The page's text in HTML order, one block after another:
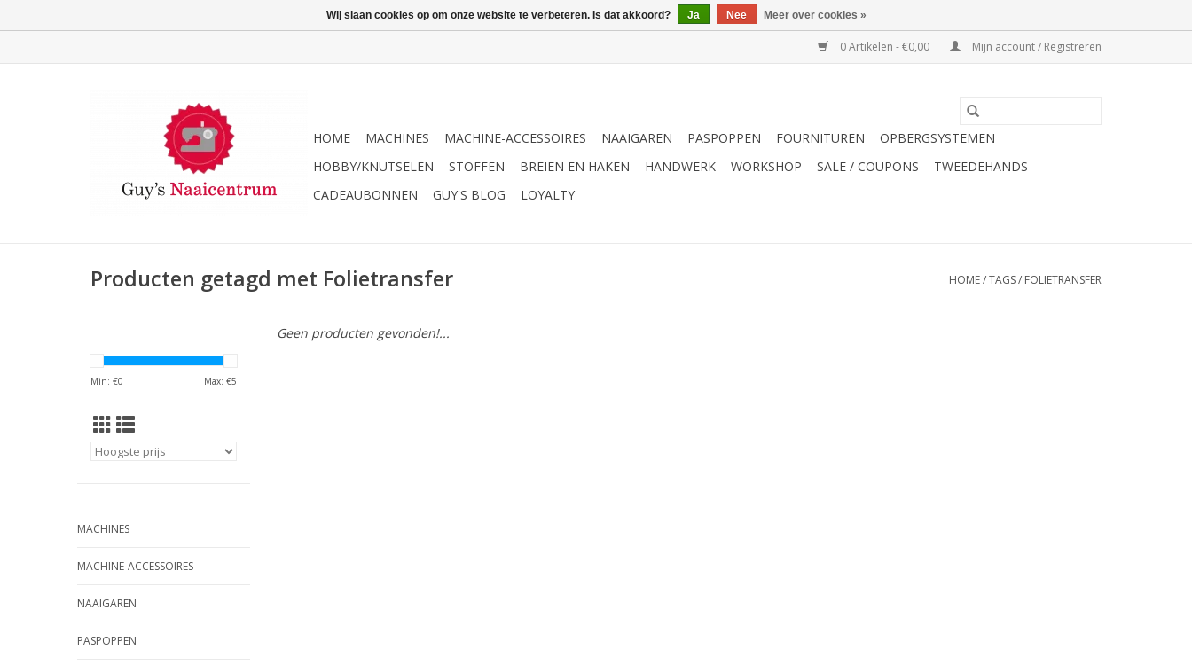
0 Artikelen - €0,00 Mijn account / Registreren
HOME MACHINES MACHINE-ACCESSOIRES NAAIGAREN PASPOPPEN FOURNITUREN
OPBERGSYSTEMEN
HOBBY/KNUTSELEN
STOFFEN BREIEN EN HAKEN HANDWERK WORKSHOP SALE / COUPONS
TWEEDEHANDS
CADEAUBONNEN
GUY'S BLOG LOYALTY
Producten getagd met Folietransfer HOME/TAGS/ FOLIETRANSFER
Min: €0 Max: €5
MACHINES
MACHINE-ACCESSOIRES
NAAIGAREN
PASPOPPEN
Geen producten gevonden!...
Wij slaan cookies op om onze website te verbeteren. Is dat akkoord? Ja Nee Meer over cookies »